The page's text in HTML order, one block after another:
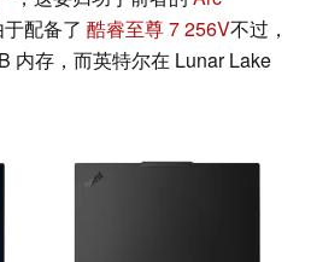
配备了 酷睿至尊 7 256V不过，
内存，而英特尔在 Lunar Lake